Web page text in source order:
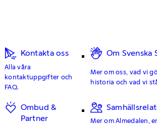
Kontakta oss
Alla våra
kontaktuppgifter och
FAQ.
Om Svenska
Mer om oss, vad vi
historia och vad vi
Ombud &
Partner
Mer om Almedalen,